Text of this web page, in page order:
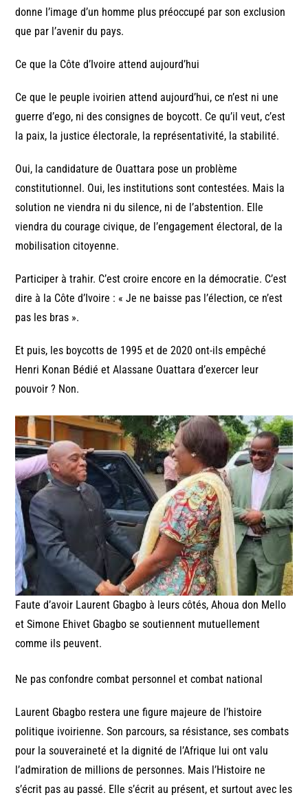
donne l’image d’un homme plus préoccupé par son exclusion
que par l’avenir du pays.
Ce que la Côte d’Ivoire attend aujourd’hui
Ce que le peuple ivoirien attend aujourd’hui, ce n’est ni une
guerre d’ego, ni des consignes de boycott. Ce qu’il veut, c’est
la paix, la justice électorale, la représentativité, la stabilité.
Oui, la candidature de Ouattara pose un problème
constitutionnel. Oui, les institutions sont contestées. Mais la
solution ne viendra ni du silence, ni de l’abstention. Elle
viendra du courage civique, de l’engagement électoral, de la
mobilisation citoyenne.
Participer à trahir. C’est croire encore en la démocratie. C’est
dire à la Côte d’Ivoire : « Je ne baisse pas l’élection, ce n’est
pas les bras ».
Et puis, les boycotts de 1995 et de 2020 ont-ils empêché
Henri Konan Bédié et Alassane Ouattara d’exercer leur
pouvoir ? Non.
Faute d’avoir Laurent Gbagbo à leurs côtés, Ahoua don Mello
et Simone Ehivet Gbagbo se soutiennent mutuellement
comme ils peuvent.
Ne pas confondre combat personnel et combat national
Laurent Gbagbo restera une figure majeure de l’histoire
politique ivoirienne. Son parcours, sa résistance, ses combats
pour la souveraineté et la dignité de l’Afrique lui ont valu
l’admiration de millions de personnes. Mais l’Histoire ne
s’écrit pas au passé. Elle s’écrit au présent, et surtout avec les